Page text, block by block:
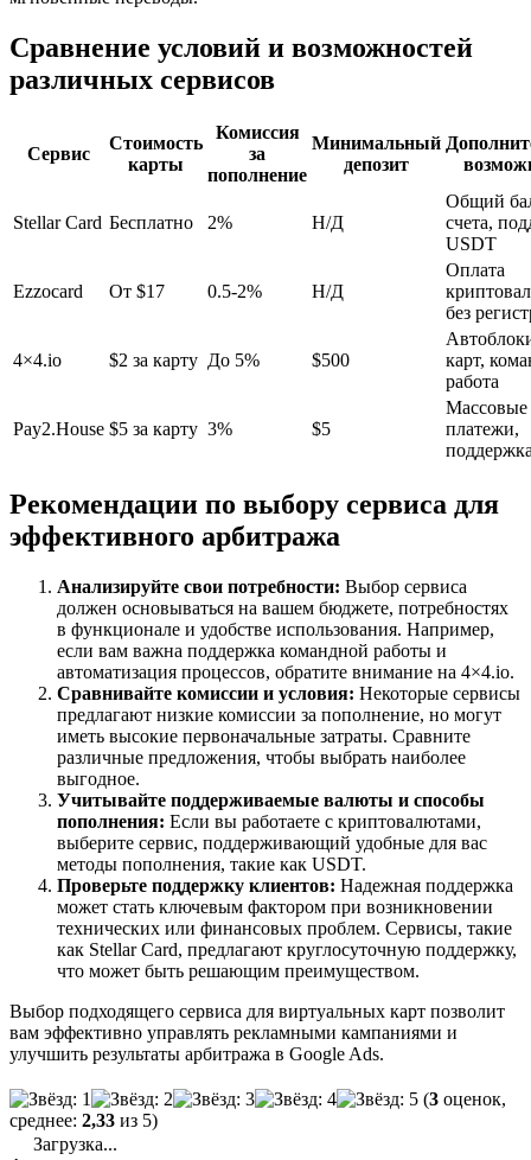
Сравнение условий и возможностей
различных сервисов
Сервис
Стоимость
карты
Комиссия
за
пополнение
Минимальный
депозит
Stellar Card Бесплатно 2% Н/Д
Общий
счета,
USDT
Ezzocard От $17 0.5-2% Н/Д
Оплата
без
4×4.io $2 за карту До 5% $500
карт,
работа
Pay2.House $5 за карту 3% $5
Массовые
платежи,
Рекомендации по выбору сервиса для
эффективного арбитража
Анализируйте свои потребности: Выбор сервиса
должен основываться на вашем бюджете, потребностях
в функционале и удобстве использования. Например,
если вам важна поддержка командной работы и
автоматизация процессов, обратите внимание на 4×4.io.
Сравнивайте комиссии и условия: Некоторые сервисы
предлагают низкие комиссии за пополнение, но могут
иметь высокие первоначальные затраты. Сравните
различные предложения, чтобы выбрать наиболее
выгодное.
Учитывайте поддерживаемые валюты и способы
пополнения: Если вы работаете с криптовалютами,
выберите сервис, поддерживающий удобные для вас
методы пополнения, такие как USDT.
Проверьте поддержку клиентов: Надежная поддержка
может стать ключевым фактором при возникновении
технических или финансовых проблем. Сервисы, такие
как Stellar Card, предлагают круглосуточную поддержку,
что может быть решающим преимуществом.
Выбор подходящего сервиса для виртуальных карт позволит
вам эффективно управлять рекламными кампаниями и
улучшить результаты арбитража в Google Ads.
(3 оценок,
среднее: 2,33 из 5)
Загрузка...